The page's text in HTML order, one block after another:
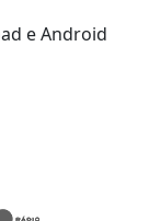
e Android